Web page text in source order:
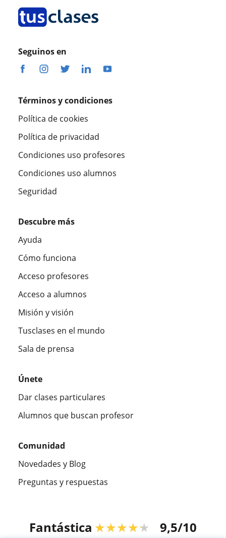
Seguinos en
Términos y condiciones
Política de cookies
Política de privacidad
Condiciones uso profesores
Condiciones uso alumnos
Seguridad
Descubre más
Ayuda
Cómo funciona
Acceso profesores
Acceso a alumnos
Misión y visión
Tusclases en el mundo
Sala de prensa
Únete
Dar clases particulares
Alumnos que buscan profesor
Comunidad
Novedades y Blog
Preguntas y respuestas
Fantástica ★★★★★ 9,5/10